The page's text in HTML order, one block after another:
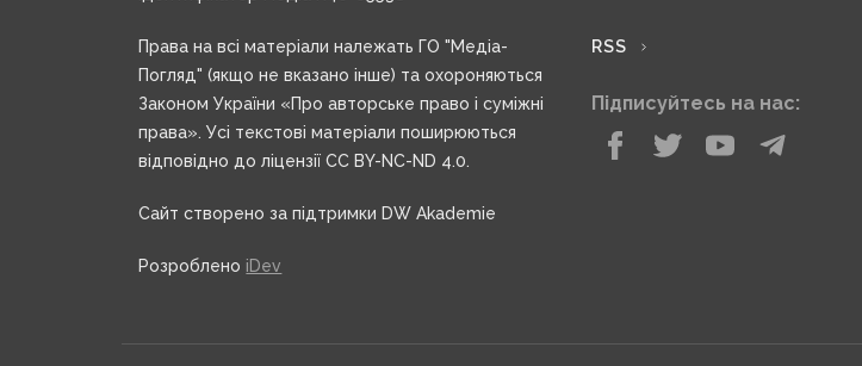
Права на всі матеріали належать ГО "Медіа-
Погляд" (якщо не вказано інше) та охороняються
Законом України «Про авторське право і суміжні
права». Усі текстові матеріали поширюються
відповідно до ліцензії CC BY-NC-ND 4.0.
Сайт створено за підтримки DW Akademie
Розроблено iDev
RSS
Підписуйтесь на нас: